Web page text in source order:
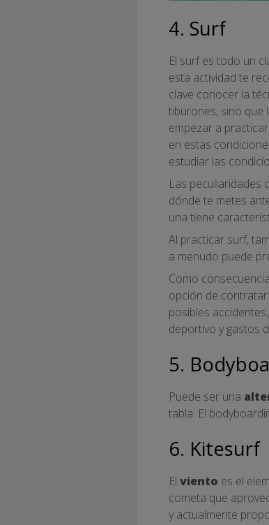
4. Surf
El surf es todo un
esta actividad te
clave conocer la
tiburones, sino que
empezar a
en estas
estudiar las
Las peculiaridades
dónde te metes
una tiene
Al practicar surf,
a menudo puede
Como
opción de
posibles
deportivo y gastos
5.
Puede ser una
tabla. El
6. Kitesurf
El viento es el
cometa que
y actualmente